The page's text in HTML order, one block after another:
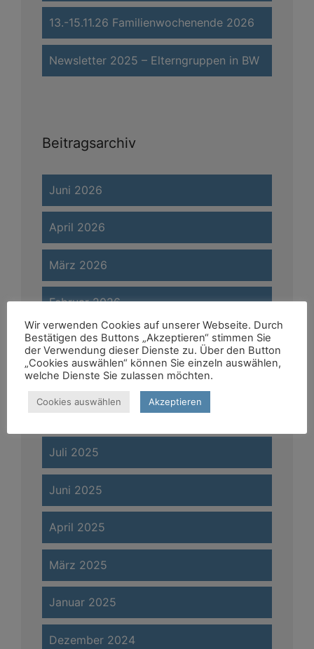
13.-15.11.26 Familienwochenende 2026
Newsletter 2025 – Elterngruppen in BW
Beitragsarchiv
Juni 2026
April 2026
März 2026
Februar 2026
Januar 2026
November 2025
Juli 2025
Juni 2025
April 2025
März 2025
Januar 2025
Dezember 2024
Wir verwenden Cookies auf unserer Webseite. Durch
Bestätigen des Buttons „Akzeptieren“ stimmen Sie
der Verwendung dieser Dienste zu. Über den Button
„Cookies auswählen“ können Sie einzeln auswählen,
welche Dienste Sie zulassen möchten.
Cookies auswählen Akzeptieren